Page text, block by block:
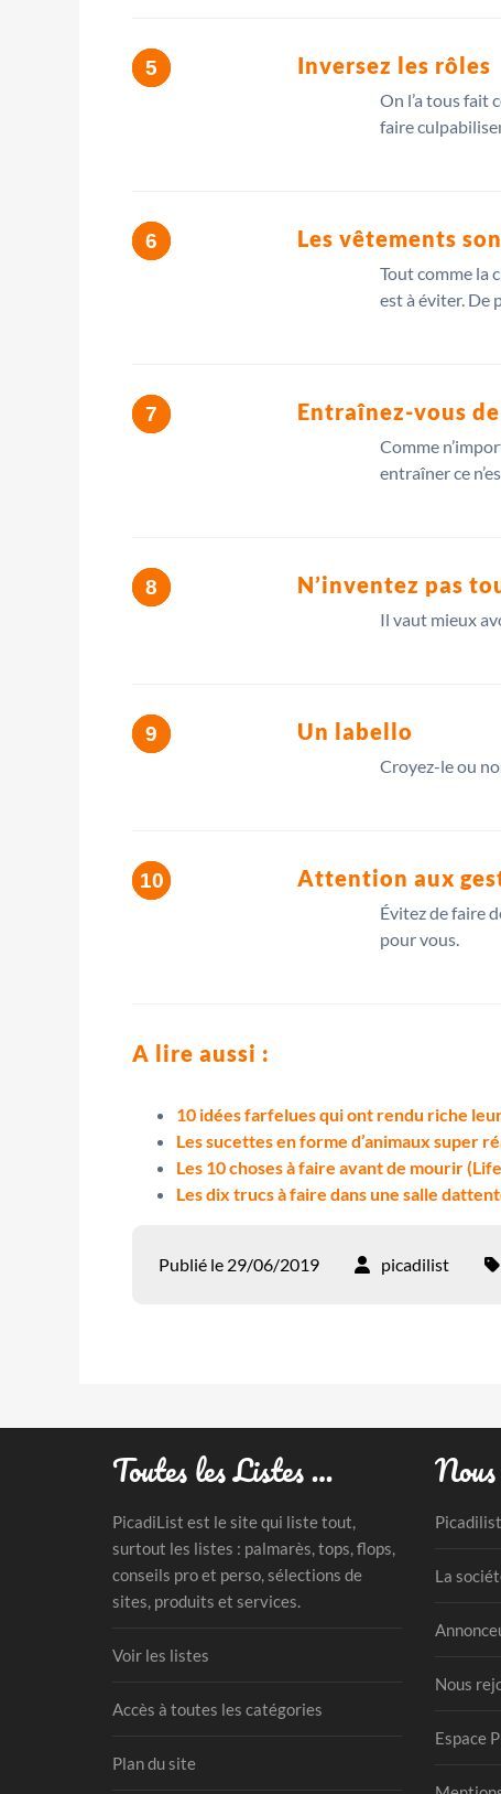
Inversez les rôles
On l’a tous fait
faire
Les vêtements
Tout comme la
est à éviter. De
Entraînez-vous
Comme
entraîner ce
N’inventez pas
Il vaut mieux
Un labello
Croyez-le ou
Attention aux
Évitez de faire
pour vous.
A lire aussi :
10 idées farfelues qui ont rendu riche
Les sucettes en forme d’animaux super
Les 10 choses à faire avant de mourir
Les dix trucs à faire dans une salle
Publié le 29/06/2019 picadilist
Toutes les Listes …
PicadiList est le site qui liste tout,
surtout les listes : palmarès, tops, flops,
conseils pro et perso, sélections de
sites, produits et services.
Voir les listes
Accès à toutes les catégories
Plan du site
La
Nous
Espace